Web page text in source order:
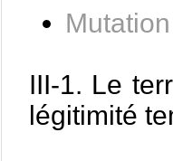
III-1. Le
légitimité